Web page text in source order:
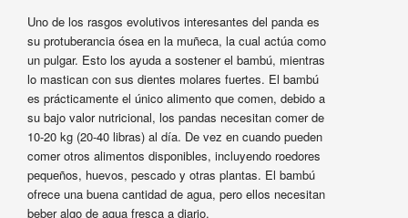
Uno de los rasgos evolutivos interesantes del panda es
su protuberancia ósea en la muñeca, la cual actúa como
un pulgar. Esto los ayuda a sostener el bambú, mientras
lo mastican con sus dientes molares fuertes. El bambú
es prácticamente el único alimento que comen, debido a
su bajo valor nutricional, los pandas necesitan comer de
10-20 kg (20-40 libras) al día. De vez en cuando pueden
comer otros alimentos disponibles, incluyendo roedores
pequeños, huevos, pescado y otras plantas. El bambú
ofrece una buena cantidad de agua, pero ellos necesitan
beber algo de agua fresca a diario.